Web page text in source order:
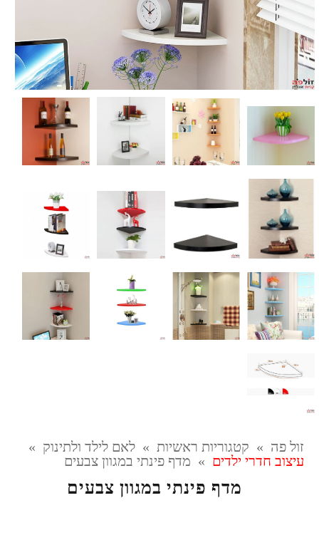
זול פה » קטגוריות ראשיות » לאם לילד ולתינוק »
עיצוב חדרי ילדים » מדף פינתי במגוון צבעים
מדף פינתי במגוון צבעים